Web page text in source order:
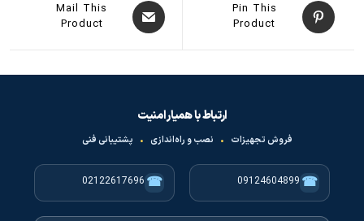
Pin This
Product
Mail This
Product
ارتباط با همیار امنیت
فروش تجهیزات • نصب و راه‌اندازی • پشتیبانی فنی
☎
09124604899
☎
02122617696